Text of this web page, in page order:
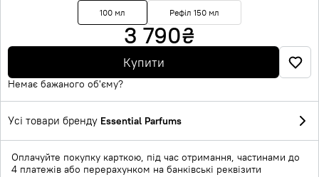
100 мл Рефіл 150 мл
3 790₴
Купити
Немає бажаного об'єму?
Усі товари бренду Essential Parfums
Оплачуйте покупку карткою, під час отримання, частинами до
4 платежів або перерахунком на банківські реквізити